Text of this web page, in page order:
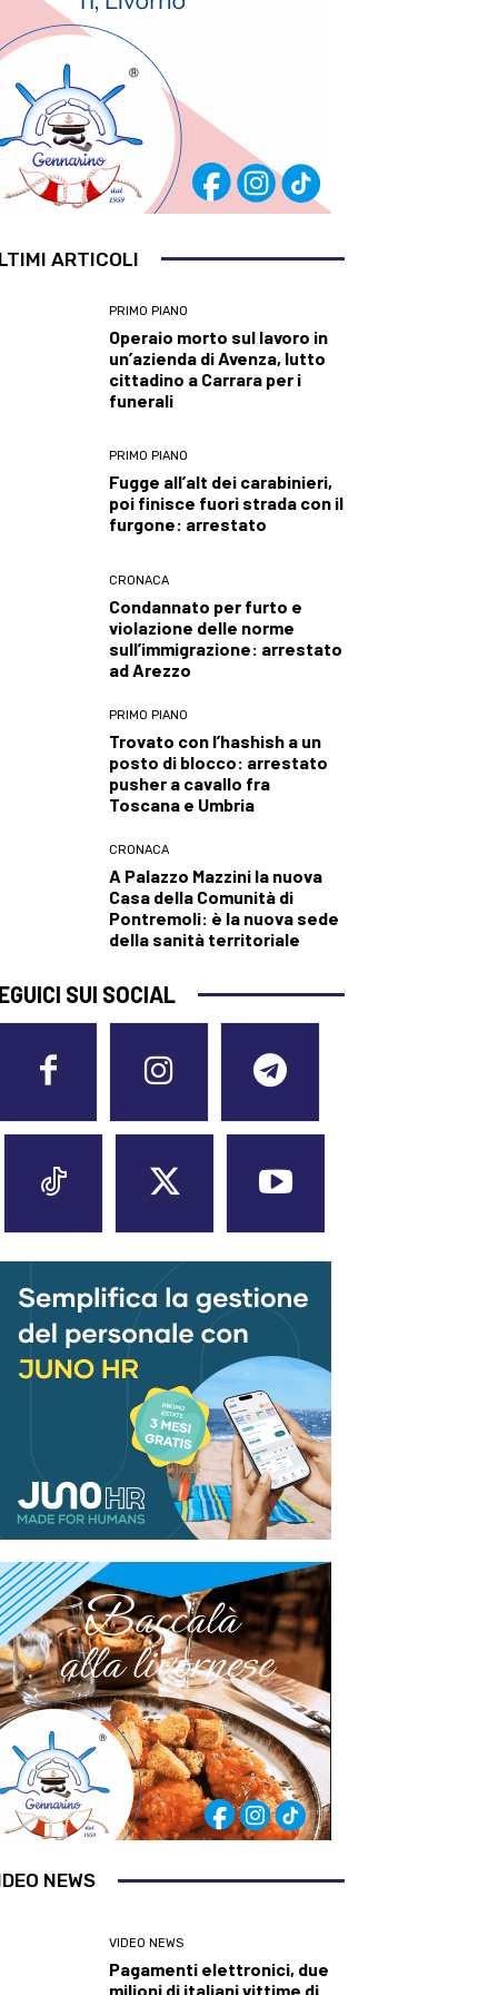
ARTICOLI
PRIMO PIANO
Operaio morto sul lavoro in
un’azienda di Avenza, lutto
cittadino a Carrara per i
funerali
PRIMO PIANO
Fugge all’alt dei carabinieri,
poi finisce fuori strada con il
furgone: arrestato
CRONACA
Condannato per furto e
violazione delle norme
sull’immigrazione: arrestato
ad Arezzo
PRIMO PIANO
Trovato con l’hashish a un
posto di blocco: arrestato
pusher a cavallo fra
Toscana e Umbria
CRONACA
A Palazzo Mazzini la nuova
Casa della Comunità di
Pontremoli: è la nuova sede
della sanità territoriale
SUI SOCIAL
NEWS
VIDEO NEWS
Pagamenti elettronici, due
milioni di italiani vittime di